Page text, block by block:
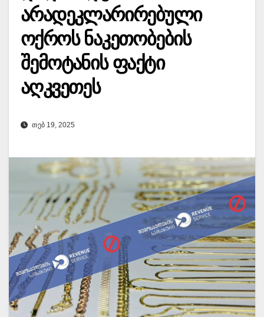
არადეკლარირებული
ოქროს ნაკეთობების
შემოტანის ფაქტი
აღკვეთეს
ᲗᲔᲑ 19, 2025